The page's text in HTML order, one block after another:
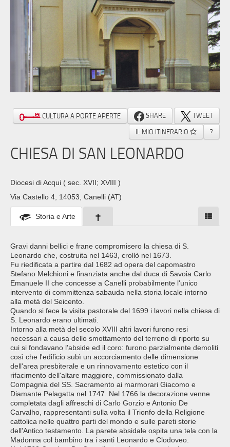
CULTURA A PORTE APERTE SHARE
TWEET
IL MIO ITINERARIO
?
CHIESA DI SAN LEONARDO
Diocesi di Acqui ( sec. XVII; XVIII )
Via Castello 4, 14053, Canelli (AT)
Storia e Arte
Gravi danni bellici e frane compromisero la chiesa di S.
Leonardo che, costruita nel 1463, crollò nel 1673.
Fu riedificata a partire dal 1682 ad opera del capomastro
Stefano Melchioni e finanziata anche dal duca di Savoia Carlo
Emanuele II che concesse a Canelli probabilmente l'unico
intervento di committenza sabauda nella storia locale intorno
alla metà del Seicento.
Quando si fece la visita pastorale del 1699 i lavori nella chiesa di
S. Leonardo erano ultimati.
Intorno alla metà del secolo XVIII altri lavori furono resi
necessari a causa dello smottamento del terreno di riporto su
cui si fondavano l'abside ed il coro: furono parzialmente demoliti
così che l'edificio subì un accorciamento delle dimensione
dell'area presbiterale e un rinnovamento estetico con il
rifacimento dell'altare maggiore, commissionato dalla
Compagnia del SS. Sacramento ai marmorari Giacomo e
Diamante Pelagatta nel 1747. Nel 1766 la decorazione venne
completata dagli affreschi di Carlo Gorzio e Antonio De
Carvalho, rappresentanti sulla volta il Trionfo della Religione
cattolica nelle quattro parti del mondo e sulle pareti storie
dell'Antico testamento. La parete absidale ospita una tela con la
Madonna col bambino tra i santi Leonardo e Clodoveo.